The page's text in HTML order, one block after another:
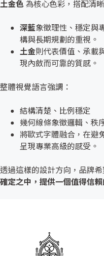
土金色 為核心色彩，搭配清
深藍象徵理性、穩定與
構與長期規劃的重視。
土金則代表價值、承載
現內斂而可靠的質感。
整體視覺語言強調：
結構清楚、比例穩定
幾何線條象徵邏輯、秩
將歐式字體融合，在避
呈現專業高級的感受。
透過這樣的設計方向，品牌希
確定之中，提供一個值得信賴